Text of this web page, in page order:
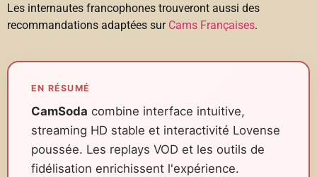
Les internautes francophones trouveront aussi des
recommandations adaptées sur Cams Françaises.
EN RÉSUMÉ
CamSoda combine interface intuitive,
streaming HD stable et interactivité Lovense
poussée. Les replays VOD et les outils de
fidélisation enrichissent l'expérience.